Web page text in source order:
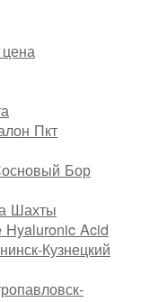
Пкт
Бор
Шахты
Acid
Кузнецкий